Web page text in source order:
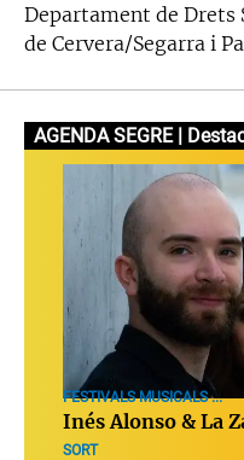
Departament de Drets
de Cervera/Segarra i
AGENDA SEGRE |
FESTIVALS MUSICALS ...
Inés Alonso & La
SORT